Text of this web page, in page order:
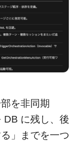
を非同期
DB に残し、後
」までを一つ